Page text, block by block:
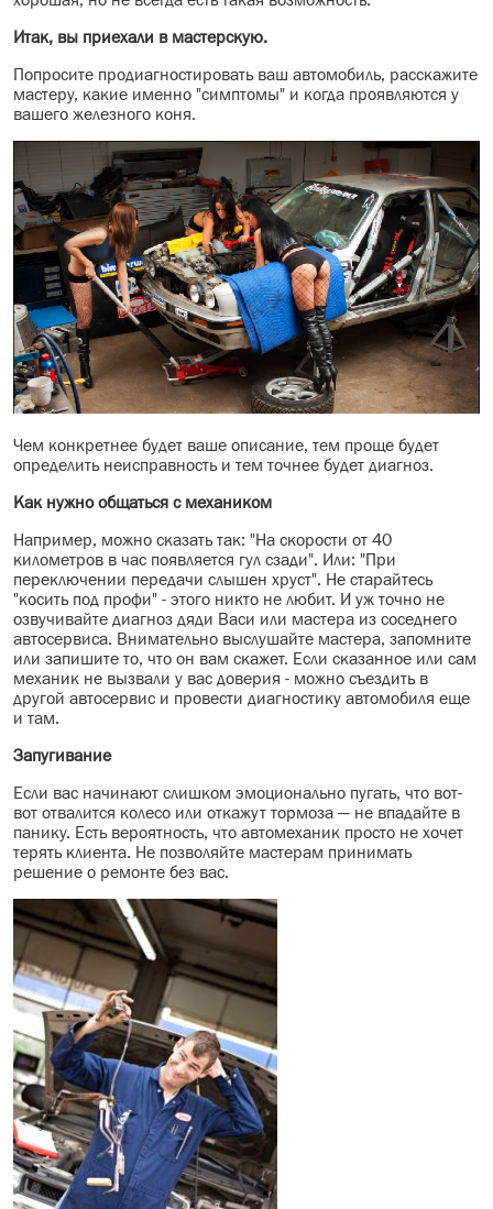
Итак, вы приехали в мастерскую.
Попросите продиагностировать ваш автомобиль, расскажите
мастеру, какие именно "симптомы" и когда проявляются у
вашего железного коня.
Чем конкретнее будет ваше описание, тем проще будет
определить неисправность и тем точнее будет диагноз.
Как нужно общаться с механиком
Например, можно сказать так: "На скорости от 40
километров в час появляется гул сзади". Или: "При
переключении передачи слышен хруст". Не старайтесь
"косить под профи" - этого никто не любит. И уж точно не
озвучивайте диагноз дяди Васи или мастера из соседнего
автосервиса. Внимательно выслушайте мастера, запомните
или запишите то, что он вам скажет. Если сказанное или сам
механик не вызвали у вас доверия - можно съездить в
другой автосервис и провести диагностику автомобиля еще
и там.
Запугивание
Если вас начинают слишком эмоционально пугать, что вот-
вот отвалится колесо или откажут тормоза — не впадайте в
панику. Есть вероятность, что автомеханик просто не хочет
терять клиента. Не позволяйте мастерам принимать
решение о ремонте без вас.